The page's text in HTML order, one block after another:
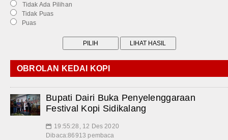
Tidak Ada Pilihan
Tidak Puas
Puas
OBROLAN KEDAI KOPI
Bupati Dairi Buka Penyelenggaraan
Festival Kopi Sidikalang
📅 19:55:28, 12 Des 2020
Dibaca:86913 pembaca